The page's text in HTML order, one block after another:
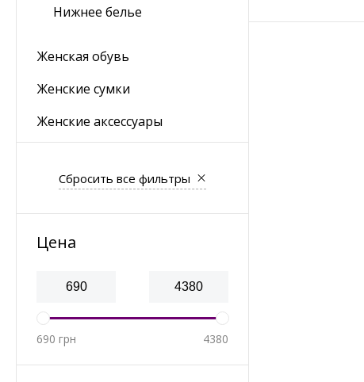
Нижнее белье
Женская обувь
Женские сумки
Женские аксессуары
Сбросить все фильтры
Цена
690 грн 4380